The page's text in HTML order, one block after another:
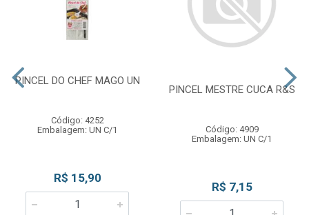
PINCEL DO CHEF MAGO UN
Código: 4252
Embalagem: UN C/1
R$ 15,90
PINCEL MESTRE CUCA R&S
Código: 4909
Embalagem: UN C/1
R$ 7,15